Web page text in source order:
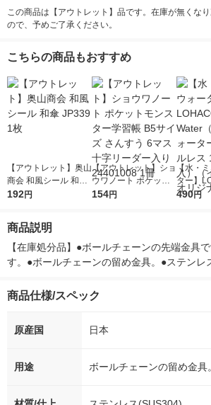
この商品は【アウトレット】品です。在庫が無くな
ので、予めご了承ください。
こちらの商品もおすすめ
【アウトレット】奥山
商会 和風シール 和傘
JP339 1枚
192円
【アウトレット】ショ
ウワノート ポケット
モンスター学習帳 B5
154円
【水・
ター】
r（ロハ
490円
商品説明
【在庫処分品】●ボールチェーンの先端金具
す。●ボールチェーンの留め金具。●ステンレ
商品仕様/スペック
原産国 日本
用途 ボールチェーンの留め金具。